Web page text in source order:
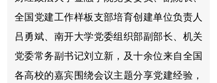
全国党建工作样板支部培育创建单位负责人
吕勇斌、南开大学党委组织部副部长、机关
党委常务副书记刘立新，及十余位来自全国
各高校的嘉宾围绕会议主题分享党建经验，